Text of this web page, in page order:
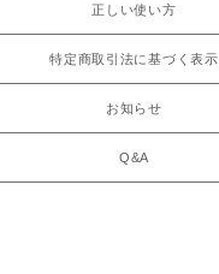
正しい使い方
特定商取引法に基づく表示
お知らせ
Q&A